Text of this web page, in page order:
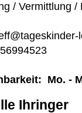
/ Vermittlung /
Mo. -
Ihringer